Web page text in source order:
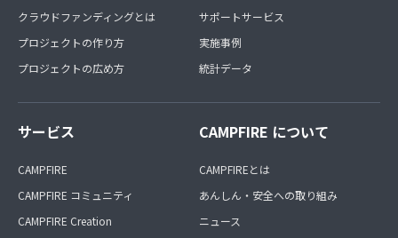
クラウドファンディングとは
プロジェクトの作り方
プロジェクトの広め方
サポートサービス
実施事例
統計データ
サービス
CAMPFIRE
CAMPFIRE コミュニティ
CAMPFIRE Creation
CAMPFIRE について
CAMPFIREとは
あんしん・安全への取り組み
ニュース